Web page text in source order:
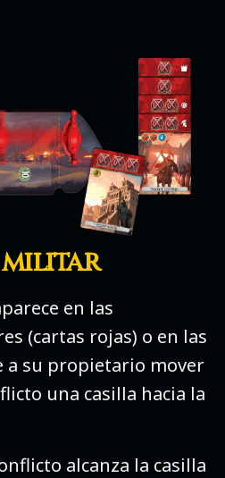
militar
en las
(cartas rojas) o en las
a su propietario mover
una casilla hacia la
alcanza la casilla